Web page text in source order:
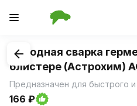
1/1
Холодная сварка
блистере (Астрохим)
166 ₽